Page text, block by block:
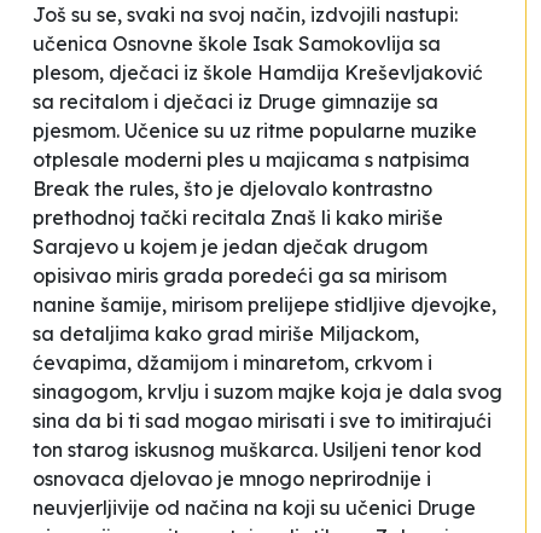
Još su se, svaki na svoj način, izdvojili nastupi:
učenica Osnovne škole Isak Samokovlija sa
plesom, dječaci iz škole Hamdija Kreševljaković
sa recitalom i dječaci iz Druge gimnazije sa
pjesmom. Učenice su uz ritme popularne muzike
otplesale moderni ples u majicama s natpisima
Break the rules, što je djelovalo kontrastno
prethodnoj tački recitala Znaš li kako miriše
Sarajevo u kojem je jedan dječak drugom
opisivao miris grada poredeći ga sa mirisom
nanine šamije, mirisom prelijepe stidljive djevojke,
sa detaljima kako grad miriše Miljackom,
ćevapima, džamijom i minaretom, crkvom i
sinagogom, krvlju i suzom majke koja je dala svog
sina da bi ti sad mogao mirisati i sve to imitirajući
ton starog iskusnog muškarca. Usiljeni tenor kod
osnovaca djelovao je mnogo neprirodnije i
neuvjerljivije od načina na koji su učenici Druge